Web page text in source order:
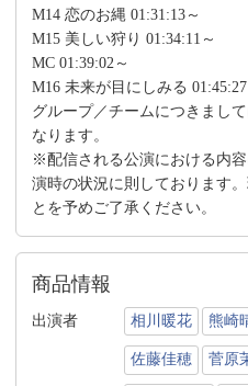
M14 恋のお縄 01:31:13～
M15 美しい狩り 01:34:11～
MC 01:39:02～
M16 未来が目にしみる
グループ／チームにつきまし
なります。
※配信される公演における内
演時の状況に則しております
とを予めご了承ください。
商品情報
出演者 相川暖花 熊崎
佐藤佳穂 菅原